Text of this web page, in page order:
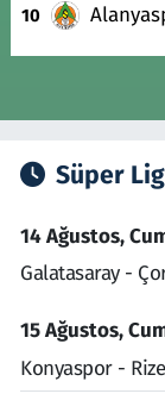
10
Süper
14 Ağustos,
Galatasaray -
15 Ağustos,
Konyaspor -